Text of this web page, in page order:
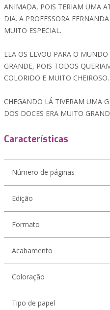
ANIMADA, POIS TERIAM UMA
DIA. A PROFESSORA
MUITO ESPECIAL.
ELA OS LEVOU PARA O
GRANDE, POIS TODOS
COLORIDO E MUITO CHEIROSO.
CHEGANDO LÁ TIVERAM UMA
DOS DOCES ERA MUITO
Características
Número de páginas
Edição
Formato
Acabamento
Coloração
Tipo de papel